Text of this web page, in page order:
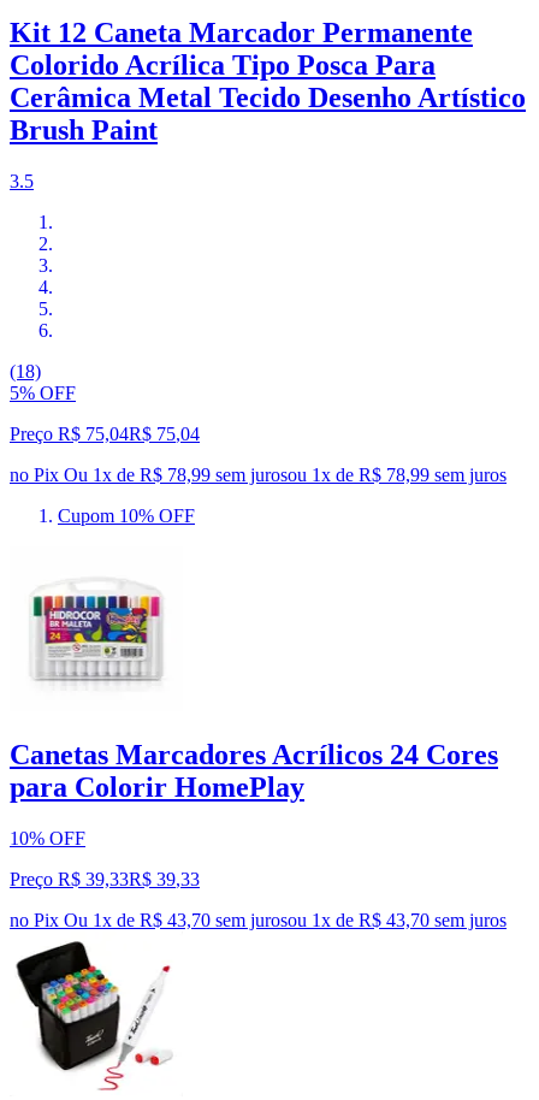
Kit 12 Caneta Marcador Permanente
Colorido Acrílica Tipo Posca Para
Cerâmica Metal Tecido Desenho Artístico
Brush Paint
3.5
(18)
5% OFF
Preço R$ 75,04R$ 75,04
no Pix Ou 1x de R$ 78,99 sem jurosou 1x de R$ 78,99 sem juros
Cupom 10% OFF
Canetas Marcadores Acrílicos 24 Cores
para Colorir HomePlay
10% OFF
Preço R$ 39,33R$ 39,33
no Pix Ou 1x de R$ 43,70 sem jurosou 1x de R$ 43,70 sem juros